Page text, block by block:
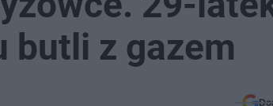
butli z gazem